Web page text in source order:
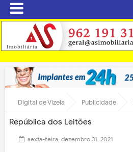
Digital de Vizela Publicidade
República dos Leitões
sexta-feira, dezembro 31, 2021